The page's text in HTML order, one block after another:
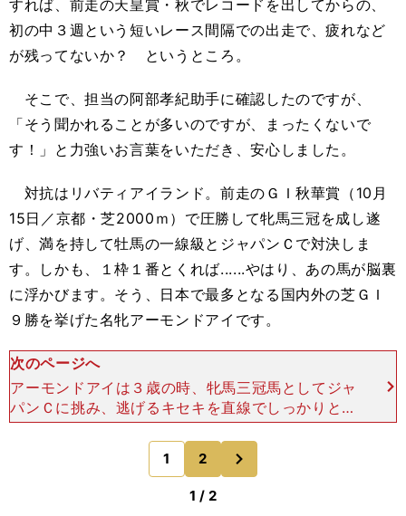
すれば、前走の天皇賞・秋でレコードを出してからの、
初の中３週という短いレース間隔での出走で、疲れなど
が残ってないか？ というところ。
そこで、担当の阿部孝紀助手に確認したのですが、
「そう聞かれることが多いのですが、まったくないで
す！」と力強いお言葉をいただき、安心しました。
対抗はリバティアイランド。前走のＧＩ秋華賞（10月
15日／京都・芝2000ｍ）で圧勝して牝馬三冠を成し遂
げ、満を持して牡馬の一線級とジャパンＣで対決しま
す。しかも、１枠１番とくれば......やはり、あの馬が脳裏
に浮かびます。そう、日本で最多となる国内外の芝ＧＩ
９勝を挙げた名牝アーモンドアイです。
次のページへ
アーモンドアイは３歳の時、牝馬三冠馬としてジャ
パンＣに挑み、逃げるキセキを直線でしっかりと捉
え、６連勝で古馬との対決を勝利で飾りました。
まさかリバティアイランドが、その時とまったく同
じ枠になるなん
1 2
1 / 2